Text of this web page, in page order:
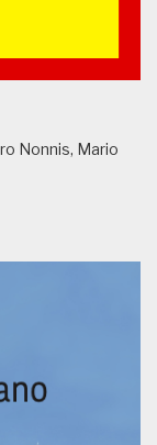
Nonnis, Mario